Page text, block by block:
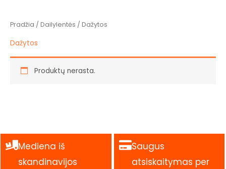
Pradžia / Dailylentės / Dažytos
Dažytos
Produktų nerasta.
Mediena iš
skandinavijos
Saugus
atsiskaitymas per